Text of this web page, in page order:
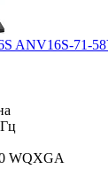
ANV16S-71-
WQXGA